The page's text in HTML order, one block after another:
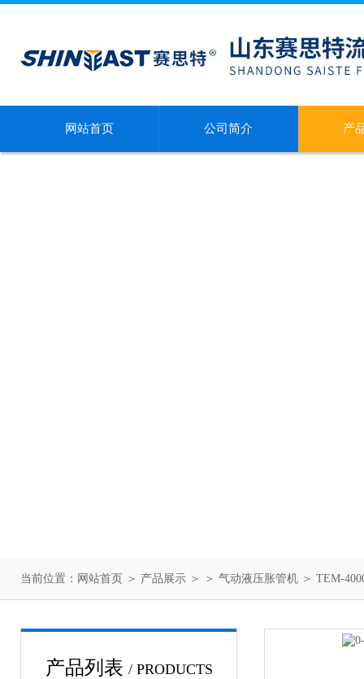
网站首页 公司简介 产
当前位置： 网站首页 ＞ 产品展示 ＞ ＞ 气动液压胀管机 ＞ TEM-
产品列表 / PRODUCTS